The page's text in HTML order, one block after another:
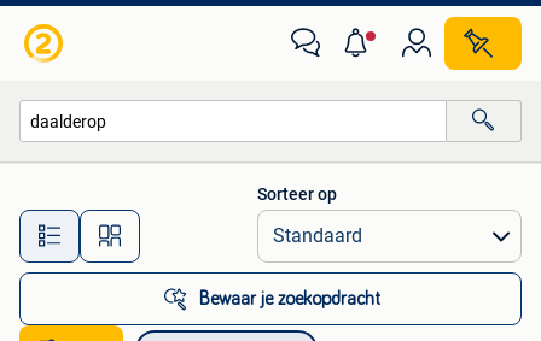
Alle afstanden…
Sorteer op
Bewaar je zoekopdracht